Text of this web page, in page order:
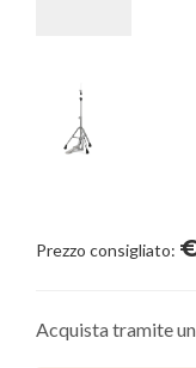
Prezzo consigliato:
Acquista tramite